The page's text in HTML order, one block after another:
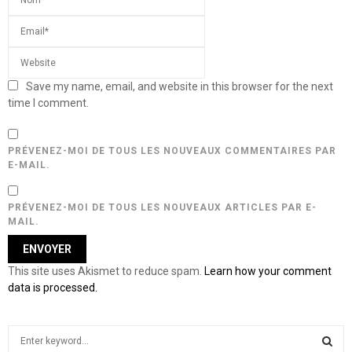
Save my name, email, and website in this browser for the next
time I comment.
PRÉVENEZ-MOI DE TOUS LES NOUVEAUX COMMENTAIRES PAR
E-MAIL.
PRÉVENEZ-MOI DE TOUS LES NOUVEAUX ARTICLES PAR E-
MAIL.
This site uses Akismet to reduce spam. Learn how your comment
data is processed.